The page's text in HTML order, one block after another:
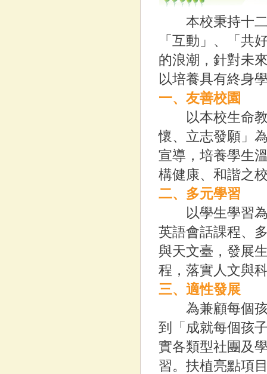
本校秉持十二
「互動」、「共
的浪潮，針對未
以培養具有終身
一、友善校園
以本校生命教
懷、立志發願」
宣導，培養學生
構健康、和諧之
二、多元學習
以學生學習為
英語會話課程、
與天文臺，發展
程，落實人文與
三、適性發展
為兼顧每個孩
到「成就每個孩
實各類型社團及
習。扶植亮點項